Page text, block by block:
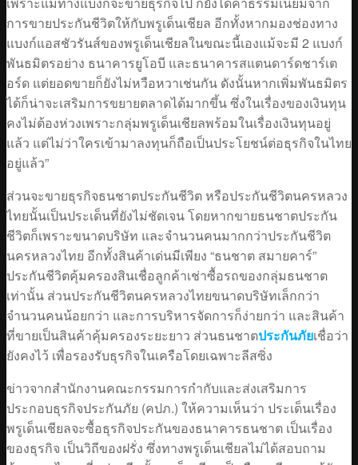
การขายประกันชีวิตให้กับพรูเด็นเชียล อีกทั้งหากมองช่องทาง
แบงก์แอสชัวรันส์ของพรูเด็นเชียลในขณะนี้เองแม้จะมี 2 แบงก์
พันธมิตรอย่าง ธนาคารยูโอบี และธนาคารสแตนดาร์ดชาร์เต
อร์ด แต่ยอดขายก็ยังไม่หวือหวาเช่นกัน ดังนั้นหากเพิ่มพันธมิตร
ได้ก็น่าจะเสริมการขยายตลาดได้มากขึ้น ซึ่งในเรื่องของเงินทุน
คงไม่ต้องห่วงเพราะกลุ่มพรูเด็นเชียลพร้อมในเรื่องเงินทุนอยู่
แล้ว แต่ไม่ว่าใครเข้ามาลงทุนก็ถือเป็นประโยชน์ต่อธุรกิจในไทย
อยู่แล้ว”
ส่วนจะขายธุรกิจธนชาตประกันชีวิต หรือประกันชีวิตนครหลวง
ไทยนั้นเป็นประเด็นที่ยังไม่ชัดเจน โดยหากขายธนชาตประกัน
ชีวิตก็เพราะขนาดบริษัท และจำนวนคนมากกว่าประกันชีวิต
นครหลวงไทย อีกทั้งสินค้าเด่นมีเพียง “ธนชาต สมายคาร์”
ประกันชีวิตคุ้มครองสินเชื่อลูกค้าเช่าซื้อรถของกลุ่มธนชาต
เท่านั้น ส่วนประกันชีวิตนครหลวงไทยขนาดบริษัทเล็กกว่า
จำนวนคนน้อยกว่า และการบริหารจัดการก็ง่ายกว่า และสินค้า
ที่ขายเป็นสินค้าคุ้มครองระยะยาว ส่วนธนชาตประกันภัยเชื่อว่า
ยังคงไว้ เพื่อรองรับธุรกิจในเครือโดยเฉพาะลีสซิ่ง
ข่าวจากสำนักงานคณะกรรมการกำกับและส่งเสริมการ
ประกอบธุรกิจประกันภัย (คปภ.) ให้ความเห็นว่า ประเด็นเรื่อง
พรูเด็นเชียลจะซื้อธุรกิจประกันของธนาคารธนชาต เป็นเรื่อง
ของธุรกิจ เป็นวิถีของฝรั่ง ซึ่งทางพรูเด็นเชียลไม่ได้สอบถาม